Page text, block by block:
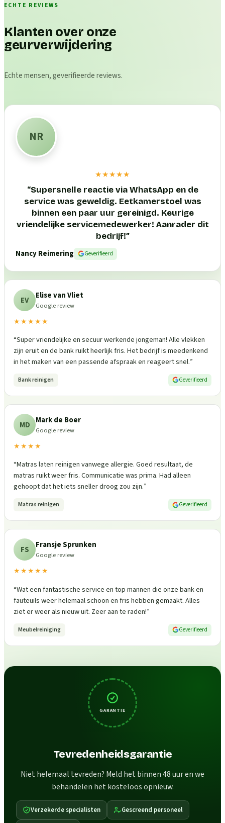
ECHTE REVIEWS
Klanten over onze
geurverwijdering
Echte mensen, geverifieerde reviews.
NR
★★★★★
“Supersnelle reactie via WhatsApp en de
service was geweldig. Eetkamerstoel was
binnen een paar uur gereinigd. Keurige
vriendelijke servicemedewerker! Aanrader dit
bedrijf!”
Nancy Reimering
Geverifieerd
EV Elise van Vliet
Google review
★★★★★
“Super vriendelijke en secuur werkende jongeman! Alle vlekken
zijn eruit en de bank ruikt heerlijk fris. Het bedrijf is meedenkend
in het maken van een passende afspraak en reageert snel.”
Bank reinigen Geverifieerd
MD Mark de Boer
Google review
★★★★
“Matras laten reinigen vanwege allergie. Goed resultaat, de
matras ruikt weer fris. Communicatie was prima. Had alleen
gehoopt dat het iets sneller droog zou zijn.”
Matras reinigen Geverifieerd
FS Fransje Sprunken
Google review
★★★★★
“Wat een fantastische service en top mannen die onze bank en
fauteuils weer helemaal schoon en fris hebben gemaakt. Alles
ziet er weer als nieuw uit. Zeer aan te raden!”
Meubelreiniging Geverifieerd
GARANTIE
Tevredenheidsgarantie
Niet helemaal tevreden? Meld het binnen 48 uur en we
behandelen het kosteloos opnieuw.
Verzekerde specialisten Gescreend personeel